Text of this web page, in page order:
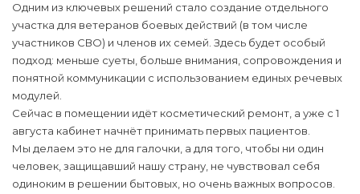
Одним из ключевых решений стало создание отдельного
участка для ветеранов боевых действий (в том числе
участников СВО) и членов их семей. Здесь будет особый
подход: меньше суеты, больше внимания, сопровождения и
понятной коммуникации с использованием единых речевых
модулей.
Сейчас в помещении идёт косметический ремонт, а уже с 1
августа кабинет начнёт принимать первых пациентов.
Мы делаем это не для галочки, а для того, чтобы ни один
человек, защищавший нашу страну, не чувствовал себя
одиноким в решении бытовых, но очень важных вопросов.